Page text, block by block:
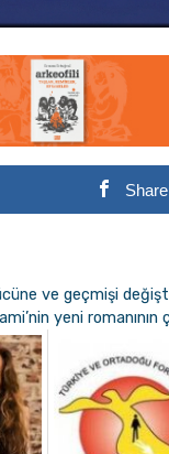
Share
ve geçmişi
yeni romanının